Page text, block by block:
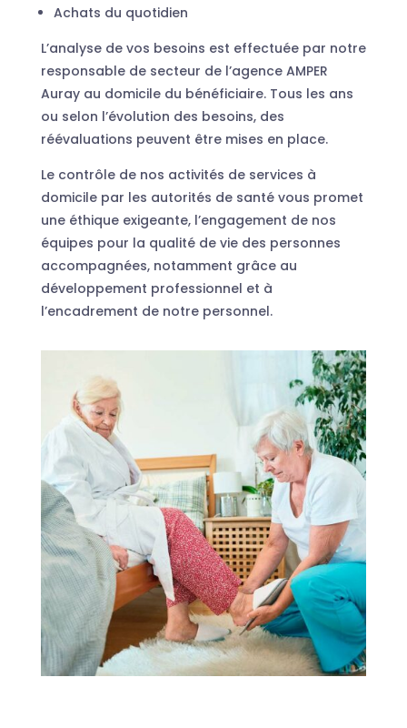
Achats du quotidien
L’analyse de vos besoins est effectuée par notre
responsable de secteur de l’agence AMPER
Auray au domicile du bénéficiaire. Tous les ans
ou selon l’évolution des besoins, des
réévaluations peuvent être mises en place.
Le contrôle de nos activités de services à
domicile par les autorités de santé vous promet
une éthique exigeante, l’engagement de nos
équipes pour la qualité de vie des personnes
accompagnées, notamment grâce au
développement professionnel et à
l’encadrement de notre personnel.